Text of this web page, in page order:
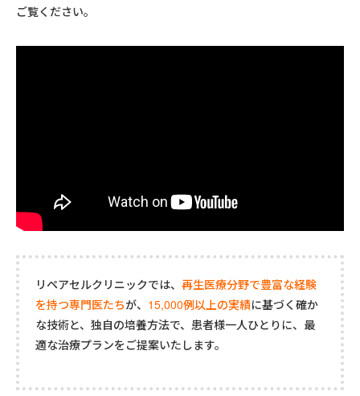
ご覧ください。
リペアセルクリニックでは、 再生医療分野で豊富な経験
を持つ専門医たちが、 15,000例以上の実績に基づく確か
な技術と、独自の培養方法で、患者様一人ひとりに、最
適な治療プランをご提案いたします。